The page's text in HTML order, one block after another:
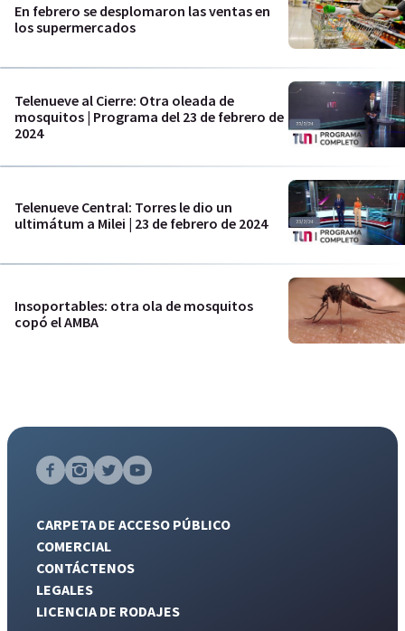
En febrero se desplomaron las ventas en
los supermercados
Telenueve al Cierre: Otra oleada de
mosquitos | Programa del 23 de febrero de
2024
Telenueve Central: Torres le dio un
ultimátum a Milei | 23 de febrero de 2024
Insoportables: otra ola de mosquitos
copó el AMBA
CARPETA DE ACCESO PÚBLICO
COMERCIAL
CONTÁCTENOS
LEGALES
LICENCIA DE RODAJES